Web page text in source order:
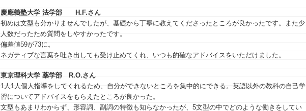
慶應義塾大学 法学部
H.F.さん
初めは⽂型も分かりませんでしたが、基礎から丁寧に教えてくださったところが良かったです。また少
⼈数だったため質問をしやすかったです。
偏差値59が73に。
ネガティブな⾔葉を吐き出しても受け⽌めてくれ、いつも的確なアドバイスをいただけました。
東京理科大学 薬学部
R.O.さん
1人1人個人指導をしてくれるため、自分ができないところを集中的にできる。英語以外の教科の自己学
習についてアドバイスをもらえたところが良かった。
文型もあまりわからず、形容詞、副詞の特徴も知らなかったが、5文型の中でどのような働きをしてい